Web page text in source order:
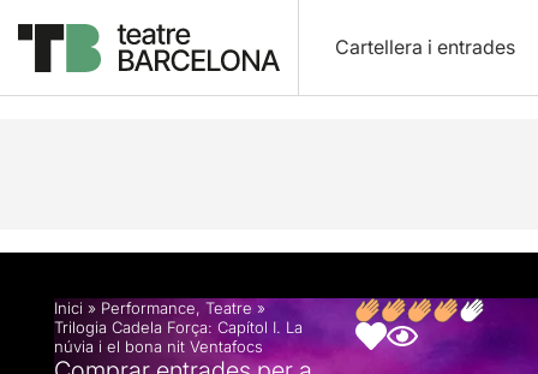
Cartellera i entrades
Descripció Fitxa artística
Inici » Performance, Teatre »
Trilogia Cadela Força: Capítol I. La
núvia i el bona nit Ventafocs